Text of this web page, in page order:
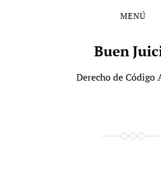
MENÚ
Buen
Derecho de Código